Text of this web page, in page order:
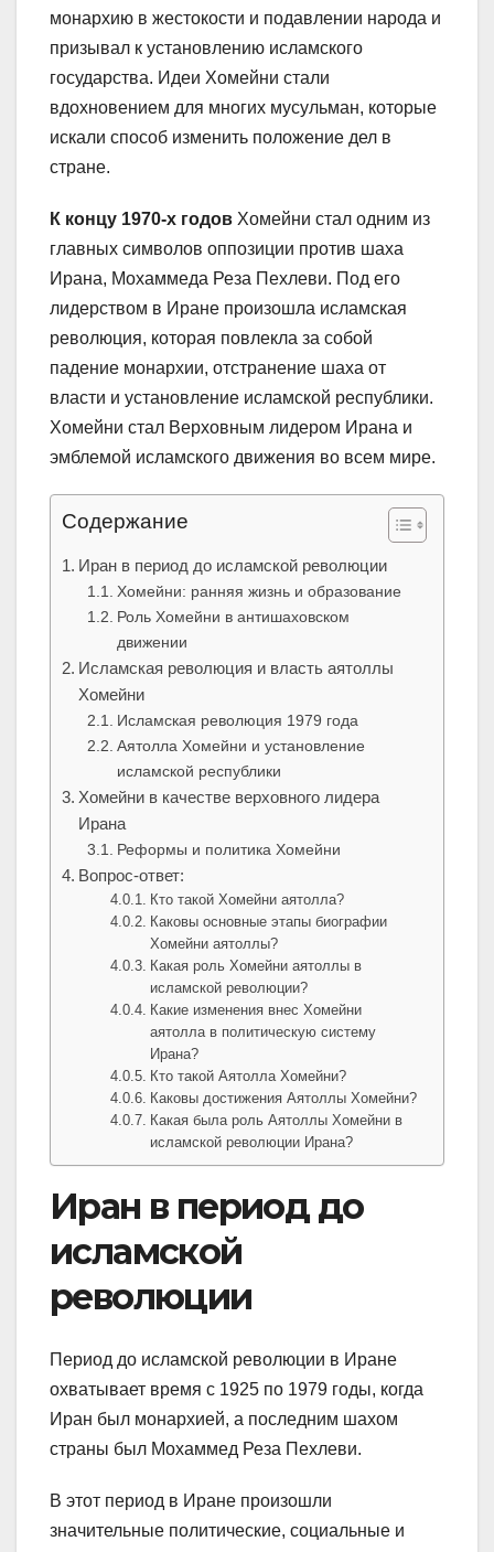
монархию в жестокости и подавлении народа и
призывал к установлению исламского
государства. Идеи Хомейни стали
вдохновением для многих мусульман, которые
искали способ изменить положение дел в
стране.
К концу 1970-х годов Хомейни стал одним из
главных символов оппозиции против шаха
Ирана, Мохаммеда Реза Пехлеви. Под его
лидерством в Иране произошла исламская
революция, которая повлекла за собой
падение монархии, отстранение шаха от
власти и установление исламской республики.
Хомейни стал Верховным лидером Ирана и
эмблемой исламского движения во всем мире.
Содержание
Иран в период до исламской революции
Хомейни: ранняя жизнь и образование
Роль Хомейни в антишаховском
движении
Исламская революция и власть аятоллы
Хомейни
Исламская революция 1979 года
Аятолла Хомейни и установление
исламской республики
Хомейни в качестве верховного лидера
Ирана
Реформы и политика Хомейни
Вопрос-ответ:
Кто такой Хомейни аятолла?
Каковы основные этапы биографии
Хомейни аятоллы?
Какая роль Хомейни аятоллы в
исламской революции?
Какие изменения внес Хомейни
аятолла в политическую систему
Ирана?
Кто такой Аятолла Хомейни?
Каковы достижения Аятоллы Хомейни?
Какая была роль Аятоллы Хомейни в
исламской революции Ирана?
Иран в период до
исламской
революции
Период до исламской революции в Иране
охватывает время с 1925 по 1979 годы, когда
Иран был монархией, а последним шахом
страны был Мохаммед Реза Пехлеви.
В этот период в Иране произошли
значительные политические, социальные и